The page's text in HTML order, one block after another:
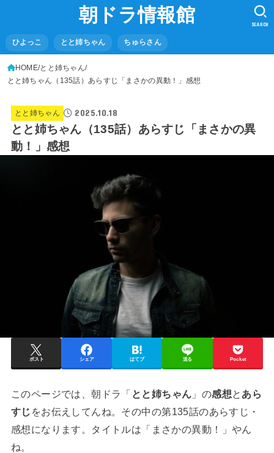
朝ドラ情報館
ひよっこ とと姉ちゃん ちゅらさん
SEARCH
HOME とと姉ちゃん
とと姉ちゃん（135話）あらすじ「まさかの異動！」感想
とと姉ちゃん 2025.10.18
とと姉ちゃん（135話）あらすじ「まさかの異
動！」感想
ポスト シェア はてブ 送る Pocket
このページでは、朝ドラ「 とと姉ちゃん 」の感想と あら
すじ をお伝えしてんね。その中の第135話のあらすじ・
感想になります。タイトルは「まさかの異動！」やん
ね。